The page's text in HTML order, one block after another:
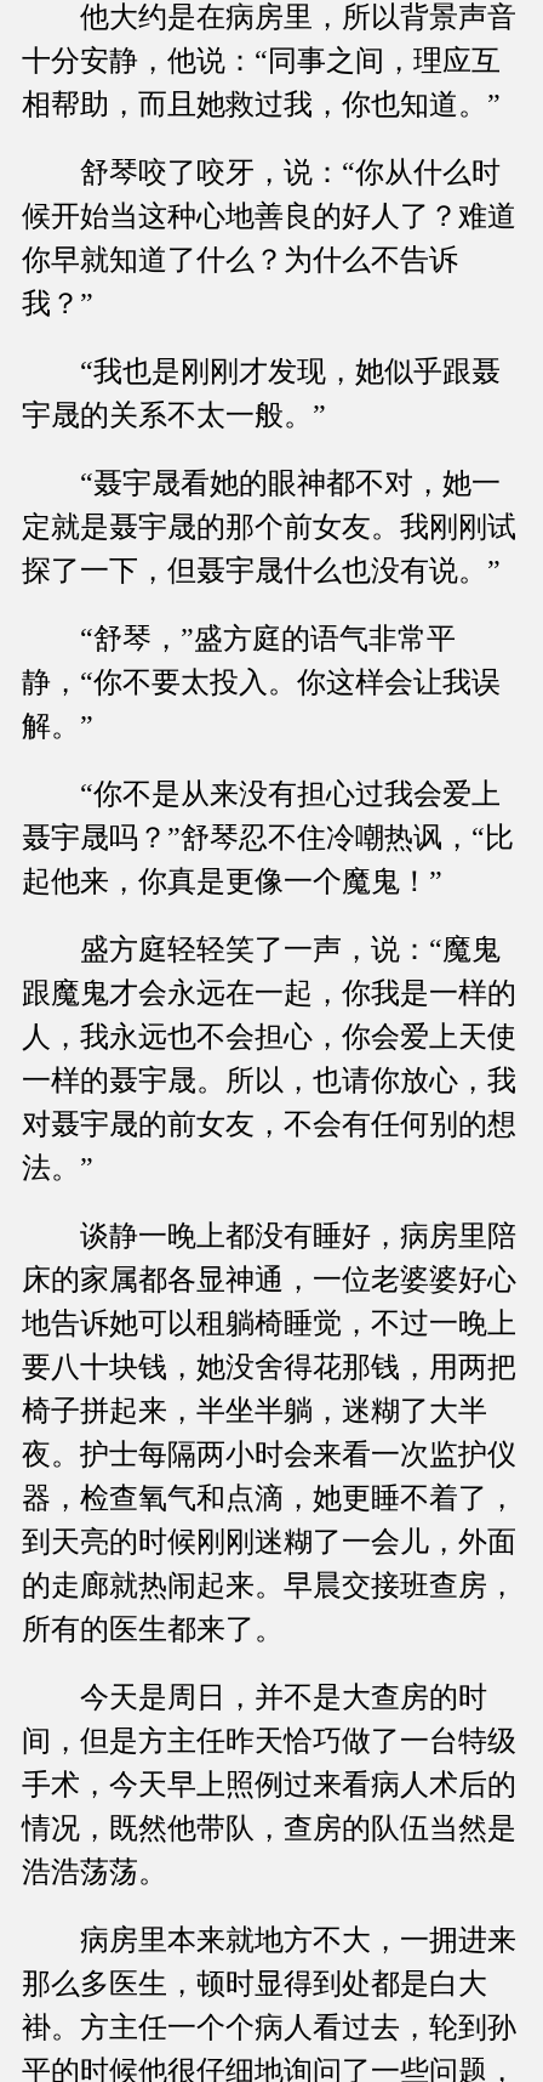
他大约是在病房里，所以背景声音
十分安静，他说：“同事之间，理应互
相帮助，而且她救过我，你也知道。”
舒琴咬了咬牙，说：“你从什么时
候开始当这种心地善良的好人了？难道
你早就知道了什么？为什么不告诉
我？”
“我也是刚刚才发现，她似乎跟聂
宇晟的关系不太一般。”
“聂宇晟看她的眼神都不对，她一
定就是聂宇晟的那个前女友。我刚刚试
探了一下，但聂宇晟什么也没有说。”
“舒琴，”盛方庭的语气非常平
静，“你不要太投入。你这样会让我误
解。”
“你不是从来没有担心过我会爱上
聂宇晟吗？”舒琴忍不住冷嘲热讽，“比
起他来，你真是更像一个魔鬼！”
盛方庭轻轻笑了一声，说：“魔鬼
跟魔鬼才会永远在一起，你我是一样的
人，我永远也不会担心，你会爱上天使
一样的聂宇晟。所以，也请你放心，我
对聂宇晟的前女友，不会有任何别的想
法。”
谈静一晚上都没有睡好，病房里陪
床的家属都各显神通，一位老婆婆好心
地告诉她可以租躺椅睡觉，不过一晚上
要八十块钱，她没舍得花那钱，用两把
椅子拼起来，半坐半躺，迷糊了大半
夜。护士每隔两小时会来看一次监护仪
器，检查氧气和点滴，她更睡不着了，
到天亮的时候刚刚迷糊了一会儿，外面
的走廊就热闹起来。早晨交接班查房，
所有的医生都来了。
今天是周日，并不是大查房的时
间，但是方主任昨天恰巧做了一台特级
手术，今天早上照例过来看病人术后的
情况，既然他带队，查房的队伍当然是
浩浩荡荡。
病房里本来就地方不大，一拥进来
那么多医生，顿时显得到处都是白大
褂。方主任一个个病人看过去，轮到孙
平的时候他很仔细地询问了一些问题，